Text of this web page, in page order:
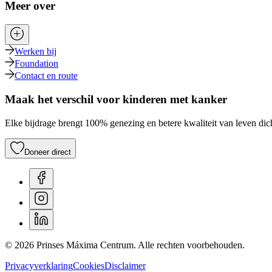
Meer over
Werken bij
Foundation
Contact en route
Maak het verschil voor kinderen met kanker
Elke bijdrage brengt 100% genezing en betere kwaliteit van leven
Doneer direct
© 2026 Prinses Máxima Centrum. Alle rechten voorbehouden.
PrivacyverklaringCookiesDisclaimer